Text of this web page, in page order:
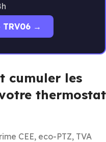
→
cumuler les
thermostat
CEE, eco-PTZ, TVA